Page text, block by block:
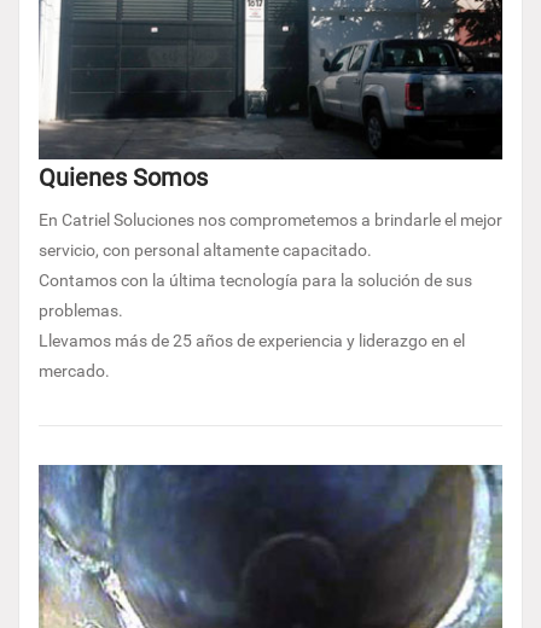
Quienes Somos
En Catriel Soluciones nos comprometemos a brindarle el mejor
servicio, con personal altamente capacitado.
Contamos con la última tecnología para la solución de sus
problemas.
Llevamos más de 25 años de experiencia y liderazgo en el
mercado.